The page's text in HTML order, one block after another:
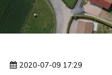
2020-07-09 17:29